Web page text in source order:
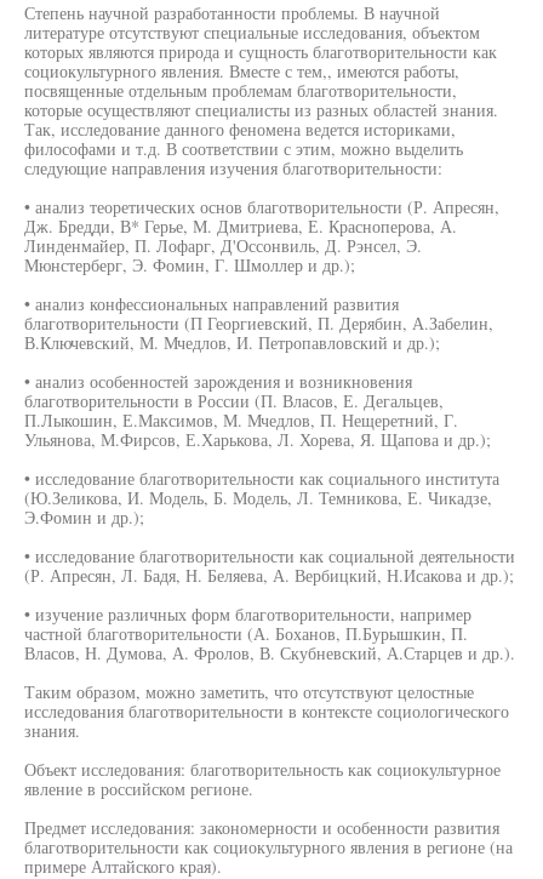
Степень научной разработанности проблемы. В научной
литературе отсутствуют специальные исследования, объектом
которых являются природа и сущность благотворительности как
социокультурного явления. Вместе с тем,, имеются работы,
посвященные отдельным проблемам благотворительности,
которые осуществляют специалисты из разных областей знания.
Так, исследование данного феномена ведется историками,
философами и т.д. В соответствии с этим, можно выделить
следующие направления изучения благотворительности:
• анализ теоретических основ благотворительности (Р. Апресян,
Дж. Бредди, В* Герье, М. Дмитриева, Е. Красноперова, А.
Линденмайер, П. Лофарг, Д'Оссонвиль, Д. Рэнсел, Э.
Мюнстерберг, Э. Фомин, Г. Шмоллер и др.);
• анализ конфессиональных направлений развития
благотворительности (П Георгиевский, П. Дерябин, А.Забелин,
В.Ключевский, М. Мчедлов, И. Петропавловский и др.);
• анализ особенностей зарождения и возникновения
благотворительности в России (П. Власов, Е. Дегальцев,
П.Лыкошин, Е.Максимов, М. Мчедлов, П. Нещеретний, Г.
Ульянова, М.Фирсов, Е.Харькова, Л. Хорева, Я. Щапова и др.);
• исследование благотворительности как социального института
(Ю.Зеликова, И. Модель, Б. Модель, Л. Темникова, Е. Чикадзе,
Э.Фомин и др.);
• исследование благотворительности как социальной деятельности
(Р. Апресян, Л. Бадя, Н. Беляева, А. Вербицкий, Н.Исакова и др.);
• изучение различных форм благотворительности, например
частной благотворительности (А. Боханов, П.Бурышкин, П.
Власов, Н. Думова, А. Фролов, В. Скубневский, А.Старцев и др.).
Таким образом, можно заметить, что отсутствуют целостные
исследования благотворительности в контексте социологического
знания.
Объект исследования: благотворительность как социокультурное
явление в российском регионе.
Предмет исследования: закономерности и особенности развития
благотворительности как социокультурного явления в регионе (на
примере Алтайского края).